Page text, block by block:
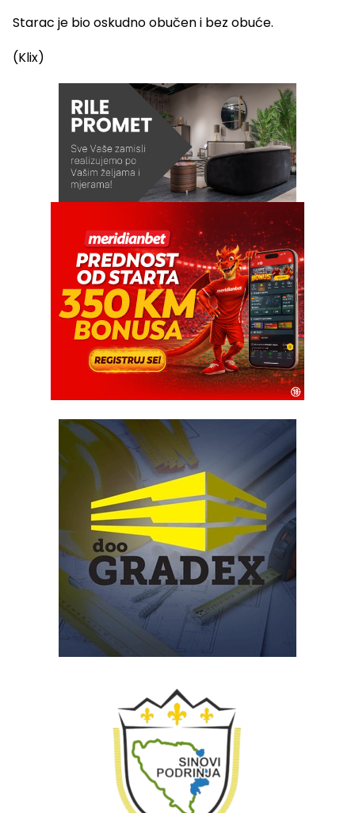
Starac je bio oskudno obučen i bez obuće.
(Klix)